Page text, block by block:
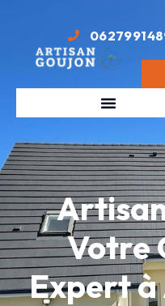
Votre
Expert